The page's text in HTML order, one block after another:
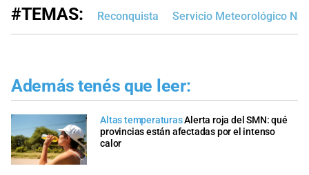
#TEMAS: Reconquista Servicio Meteorológico
Además tenés que leer:
Altas temperaturasAlerta roja del SMN: qué
provincias están afectadas por el intenso
calor